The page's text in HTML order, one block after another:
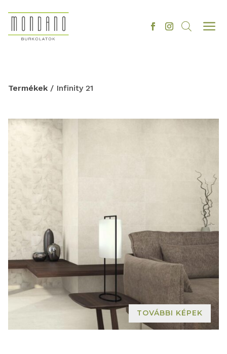
a
Termékek / Infinity 21
TOVÁBBI KÉPEK